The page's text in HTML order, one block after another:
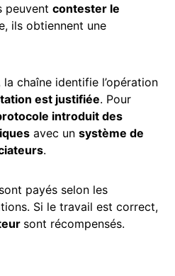
peuvent contester le
ils obtiennent une
la chaîne identifie l’opération
est justifiée. Pour
introduit des
avec un système de
.
payés selon les
Si le travail est correct,
sont récompensés.